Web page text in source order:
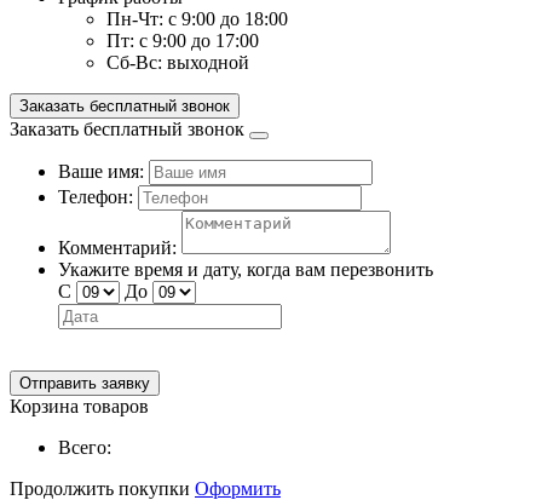
Пн-Чт: с 9:00 до 18:00
Пт: с 9:00 до 17:00
Сб-Вс: выходной
Заказать бесплатный звонок
Заказать бесплатный звонок
Ваше имя:
Телефон:
Комментарий:
Укажите время и дату, когда вам перезвонить
С
До
Отправить заявку
Корзина товаров
Всего:
Продолжить покупки Оформить